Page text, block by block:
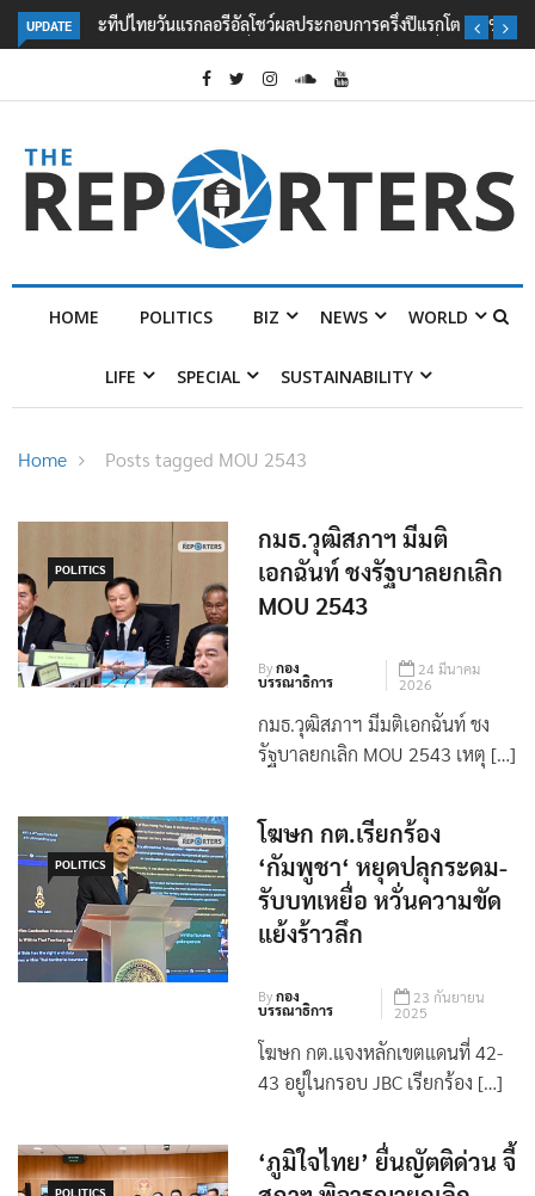
UPDATE
ลอรีอัลโชว์ผลประกอบการครึ่งปีแรกโต 6.5% กวาดรายได้ 2.3 หมื่นล้านยูโร
คว้าไลเซนส์ ‘กุชชี่’ 50 ปี พร้อมส่ง 4 แบรนด์ใหม่บุกตลาดไทย
POLITICS BIZ NEWS WORLD
POLITICS
กมธ.วุฒิสภาฯ มีมติ
เอกฉันท์ ชงรัฐบาลยกเลิก
MOU 2543
Byกอง
บรรณาธิการ
24 มีนาคม
2026
กมธ.วุฒิสภาฯ มีมติเอกฉันท์ ชง
POLITICS
โฆษก กต.เรียกร้อง
‘กัมพูชา‘ หยุดปลุกระดม-
รับบทเหยื่อ หวั่นความขัด
แย้งร้าวลึก
Byกอง
บรรณาธิการ
23 กันยายน
2025
โฆษก กต.แจงหลักเขตแดนที่ 42-